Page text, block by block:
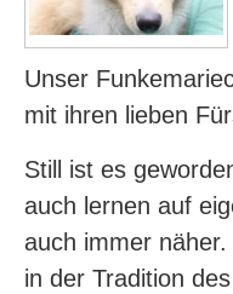
Unser
mit ihren lieben
Still ist es
auch lernen auf
auch immer
in der Tradition